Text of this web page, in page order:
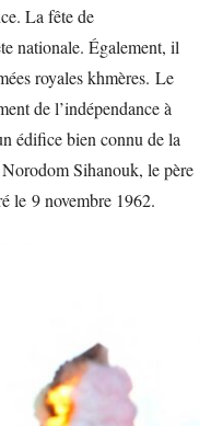
La fête de
nationale. Également, il
royales khmères. Le
de l’indépendance à
édifice bien connu de la
Sihanouk, le père
le 9 novembre 1962.